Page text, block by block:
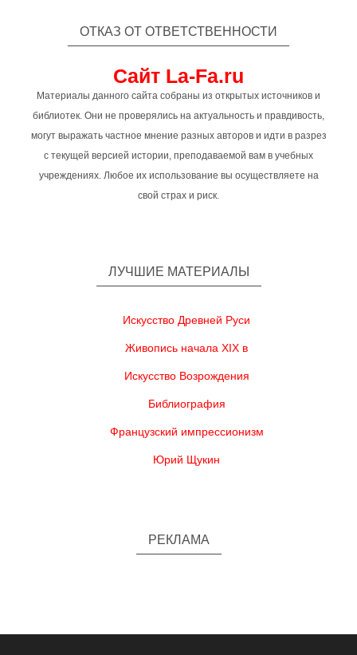
ОТКАЗ ОТ ОТВЕТСТВЕННОСТИ
Сайт La-Fa.ru
Материалы данного сайта собраны из открытых источников и
библиотек. Они не проверялись на актуальность и правдивость,
могут выражать частное мнение разных авторов и идти в разрез
с текущей версией истории, преподаваемой вам в учебных
учреждениях. Любое их использование вы осуществляете на
свой страх и риск.
ЛУЧШИЕ МАТЕРИАЛЫ
Искусство Древней Руси
Живопись начала XIX в
Искусство Возрождения
Библиография
Французский импрессионизм
Юрий Щукин
РЕКЛАМА